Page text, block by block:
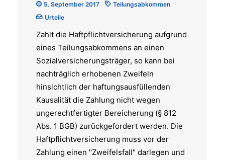
5. September 2017
Teilungsabkommen
Urteile
Zahlt die Haftpflichtversicherung aufgrund
eines Teilungsabkommens an einen
Sozialversicherungsträger, so kann bei
nachträglich erhobenen Zweifeln
hinsichtlich der haftungsausfüllenden
Kausalität die Zahlung nicht wegen
ungerechtfertigter Bereicherung (§ 812
Abs. 1 BGB) zurückgefordert werden. Die
Haftpflichtversicherung muss vor der
Zahlung einen "Zweifelsfall" darlegen und